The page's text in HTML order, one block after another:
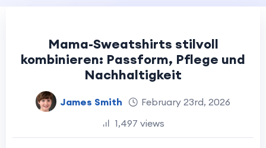
Mama-Sweatshirts stilvoll
kombinieren: Passform, Pflege und
Nachhaltigkeit
James Smith
February 23rd, 2026
1,497 views